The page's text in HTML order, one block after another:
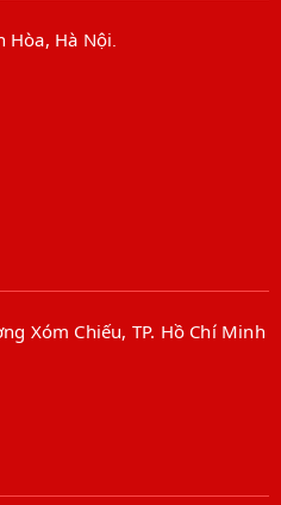
Hòa, Hà Nội.
Xóm Chiếu, TP. Hồ Chí Minh